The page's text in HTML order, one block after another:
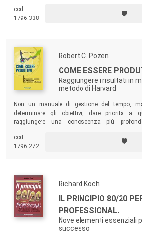
l’approvazione altrui. A rinnovare i
comportamenti.
cod.
1796.338
Robert C. Pozen
COME ESSERE
Raggiungere i risultati in
metodo di Harvard
Non un manuale di gestione del tempo,
determinare gli obiettivi, dare priorità a
raggiungere una conoscenza più
siamo accomunati dal bisogno di
tra vita professionale e familiare.
cod.
1796.272
Richard Koch
IL PRINCIPIO 80/20
PROFESSIONAL.
Nove elementi essenziali
successo